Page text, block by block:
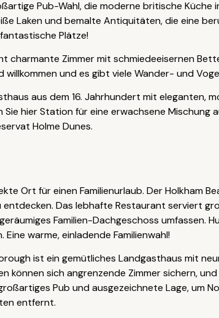
Pub-Wahl, die moderne britische Küche
Laken und bemalte Antiquitäten, die eine
Plätze!
charmante Zimmer mit schmiedeeisernen
willkommen und es gibt viele Wander- und
aus dem 16. Jahrhundert mit eleganten,
Sie hier Station für eine erwachsene Mischung
Holme Dunes.
Ort für einen Familienurlaub. Der Holkham
entdecken. Das lebhafte Restaurant serviert
Familien-Dachgeschoss umfassen.
Eine warme, einladende Familienwahl!
ist ein gemütliches Landgasthaus mit
können sich angrenzende Zimmer sichern,
Pub und ausgezeichnete Lage, um
entfernt.